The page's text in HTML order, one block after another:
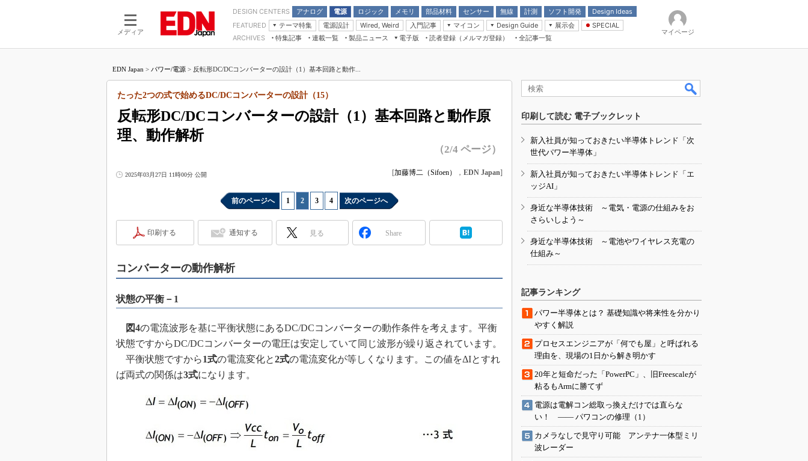
メディア
DESIGN CENTERS アナログ
電源
モーター
ロジック
LSI
メモリ
部品材料
受動部品
センサー 無線 計測 ソフト開発
Design Ideas
アナログ機能回路
計測とテスト
Wired, Weird
FEATURED
テーマ特集
つながるクルマ
エレクトロニクス入門
5G（EE Times Japan）
製品解剖（EE Times Japan）
電源設計 Wired, Weird
入門記事
モーター入門
マイコン
マイコン講座
Design Guide
計測機器
展示会
CEATEC
組込み/エッジコンピューティング展
人とくるま展
SPECIAL
Microchip情報
ARCHIVES 特集記事
連載一覧
マイクロプロセッサ懐古録
中堅技術者に贈る電子部品“徹底”活
用講座
たった2つの式で始めるDC/DCコン
バーターの設計
DC-DCコンバーター活用講座
Q&Aで学ぶマイコン講座
高速シリアル伝送技術講座
記録計／データロガーの基礎知識
ズ編
Bluetooth mesh入門
「SPICEの仕組みとその活用設計」
最新記事一覧
計測器メーカーから見た5G
USB Type-Cの登場で評価試験はど
IoT時代の無線規格を知る【Thread
IoT時代の無線規格を知る【Z-Wave
編】
製品ニュース
電子版
電子ブックレット
読者登録（メルマガ登録） 全記事一覧
マイページ
EDN Japan > パワー/電源 > 反転形DC/DCコンバーターの設計（1）基本回路と動作...
反転形DC/DCコンバーターの設計（1）基本回路と動作原
理、動作解析
たった2つの式で始めるDC/DCコンバーターの設計（15）
（2/4 ページ）
2025年03月27日 11時00分 公開 [加藤博二（Sifoen） ， EDN Japan]
前のページへ 1 2 3 4 次のページへ
印刷する 通知する 見る Share
コンバーターの動作解析
状態の平衡－1
図4の電流波形を基に平衡状態にあるDC/DCコンバーターの動作条件を考えます。平衡
状態ですからDC/DCコンバーターの電圧は安定していて同じ波形が繰り返されています。
平衡状態ですから1式の電流変化と2式の電流変化が等しくなります。この値をΔIとすれ
ば両式の関係は3式になります。
印刷して読む 電子ブックレット
新入社員が知っておきたい半導体トレンド「次
世代パワー半導体」
新入社員が知っておきたい半導体トレンド「エ
ッジAI」
身近な半導体技術 ～電気・電源の仕組みをお
さらいしよう～
身近な半導体技術 ～電池やワイヤレス充電の
仕組み～
記事ランキング
パワー半導体とは？ 基礎知識や将来性を分かり
やすく解説
プロセスエンジニアが「何でも屋」と呼ばれる
理由を、現場の1日から解き明かす
20年と短命だった「PowerPC」、旧Freescaleが
粘るもArmに勝てず
電源は電解コン総取っ換えだけでは直らな
い！ ―― パワコンの修理（1）
カメラなしで見守り可能 アンテナ一体型ミリ
波レーダー